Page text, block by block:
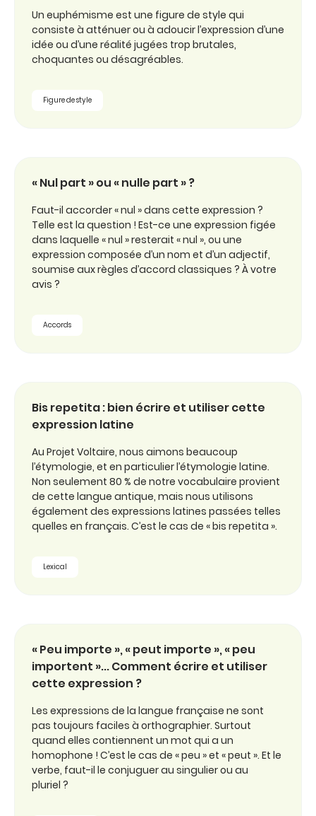
Un euphémisme est une figure de style qui
consiste à atténuer ou à adoucir l’expression d’une
idée ou d’une réalité jugées trop brutales,
choquantes ou désagréables.
Figure de style
« Nul part » ou « nulle part » ?
Faut-il accorder « nul » dans cette expression ?
Telle est la question ! Est-ce une expression figée
dans laquelle « nul » resterait « nul », ou une
expression composée d’un nom et d’un adjectif,
soumise aux règles d’accord classiques ? À votre
avis ?
Accords
Bis repetita : bien écrire et utiliser cette
expression latine
Au Projet Voltaire, nous aimons beaucoup
l’étymologie, et en particulier l’étymologie latine.
Non seulement 80 % de notre vocabulaire provient
de cette langue antique, mais nous utilisons
également des expressions latines passées telles
quelles en français. C’est le cas de « bis repetita ».
Lexical
« Peu importe », « peut importe », « peu
importent »... Comment écrire et utiliser
cette expression ?
Les expressions de la langue française ne sont
pas toujours faciles à orthographier. Surtout
quand elles contiennent un mot qui a un
homophone ! C’est le cas de « peu » et « peut ». Et le
verbe, faut-il le conjuguer au singulier ou au
pluriel ?